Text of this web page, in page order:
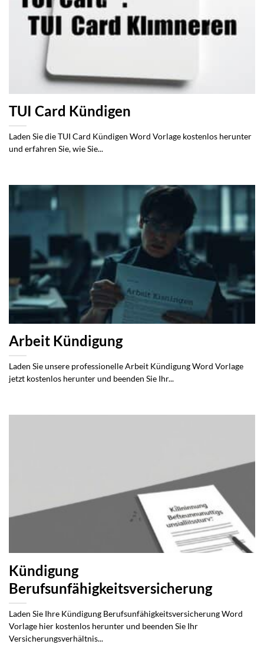
TUI Card Kündigen
Laden Sie die TUI Card Kündigen Word Vorlage kostenlos herunter
und erfahren Sie, wie Sie...
Arbeit Kündigung
Laden Sie unsere professionelle Arbeit Kündigung Word Vorlage
jetzt kostenlos herunter und beenden Sie Ihr...
Kündigung
Berufsunfähigkeitsversicherung
Laden Sie Ihre Kündigung Berufsunfähigkeitsversicherung Word
Vorlage hier kostenlos herunter und beenden Sie Ihr
Versicherungsverhältnis...